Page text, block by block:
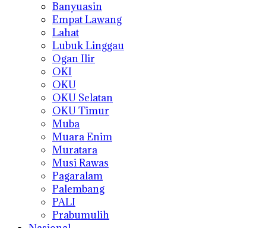
Banyuasin
Empat Lawang
Lahat
Lubuk Linggau
Ogan Ilir
OKI
OKU
OKU Selatan
OKU Timur
Muba
Muara Enim
Muratara
Musi Rawas
Pagaralam
Palembang
PALI
Prabumulih